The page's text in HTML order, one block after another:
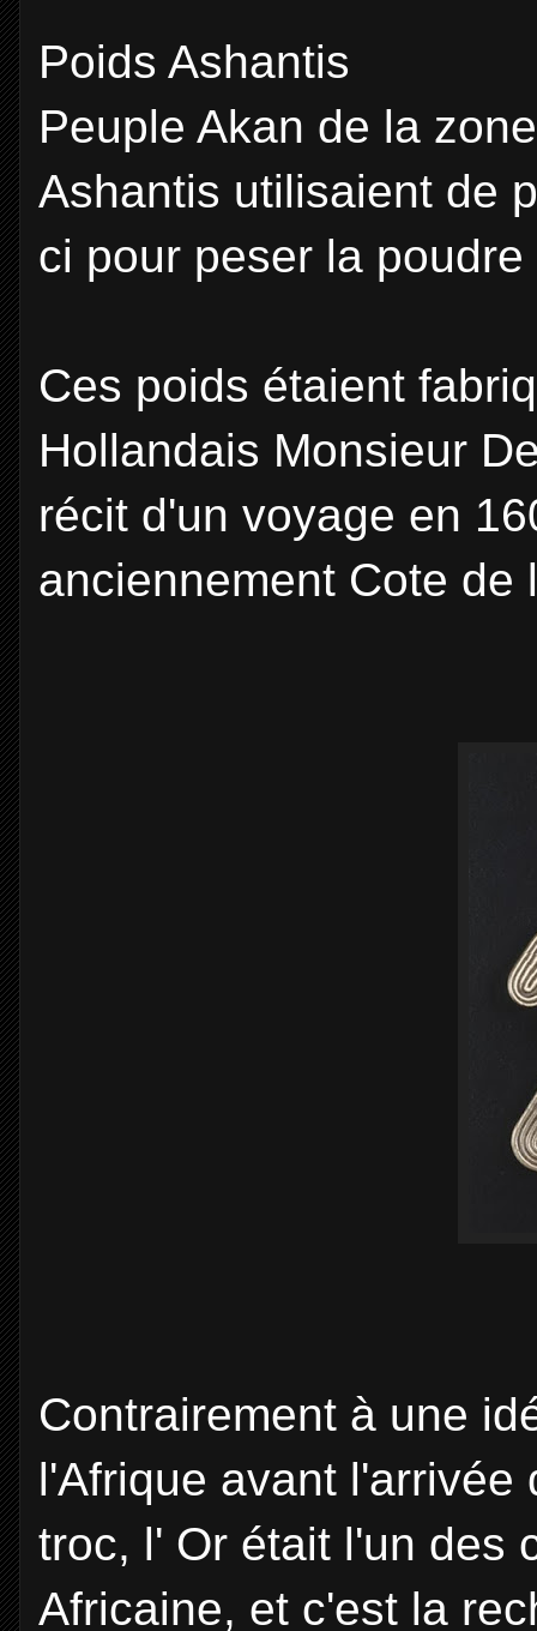
Poids Ashantis
Peuple Akan de la
Ashantis utilisaient de
ci pour peser la poudre
Ces poids étaient
Hollandais Monsieur
récit d'un voyage en
anciennement Cote de
Contrairement à une
l'Afrique avant
troc, l' Or était l'un des
Africaine, et c'est la